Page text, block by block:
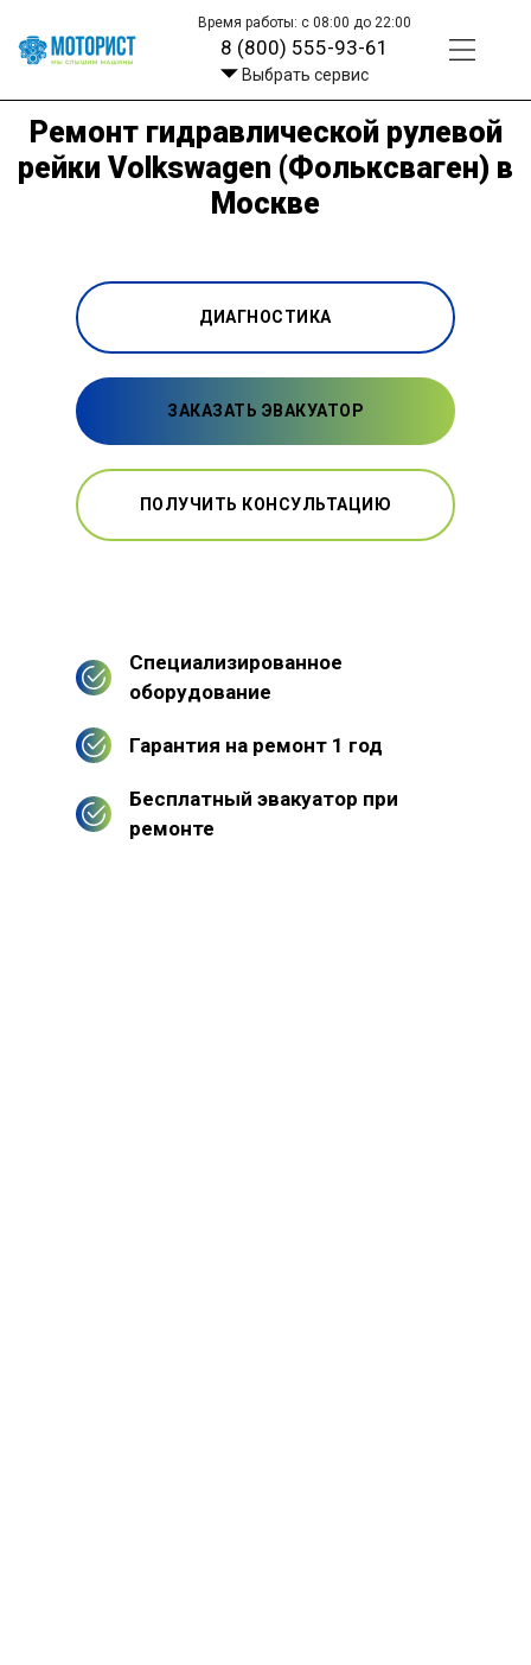
Время работы: с 08:00 до 22:00
8 (800) 555-93-61
Выбрать сервис
Ремонт гидравлической рулевой
рейки Volkswagen (Фольксваген) в
Москве
ДИАГНОСТИКА
ЗАКАЗАТЬ ЭВАКУАТОР
ПОЛУЧИТЬ КОНСУЛЬТАЦИЮ
Специализированное
оборудование
Гарантия на ремонт 1 год
Бесплатный эвакуатор при
ремонте